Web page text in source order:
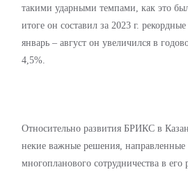
такими ударными темпами, как это
итоге он составил за 2023 г.
январь – август он увеличился в
4,5%.
Относительно развития БРИКС в
некие важные решения, направленные
многопланового сотрудничества в его